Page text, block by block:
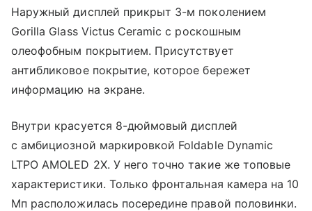
Наружный дисплей прикрыт 3-м поколением
Gorilla Glass Victus Ceramic с роскошным
олеофобным покрытием. Присутствует
антибликовое покрытие, которое бережет
информацию на экране.
Внутри красуется 8-дюймовый дисплей
с амбициозной маркировкой Foldable Dynamic
LTPO AMOLED 2X. У него точно такие же топовые
характеристики. Только фронтальная камера на 10
Мп расположилась посередине правой половинки.